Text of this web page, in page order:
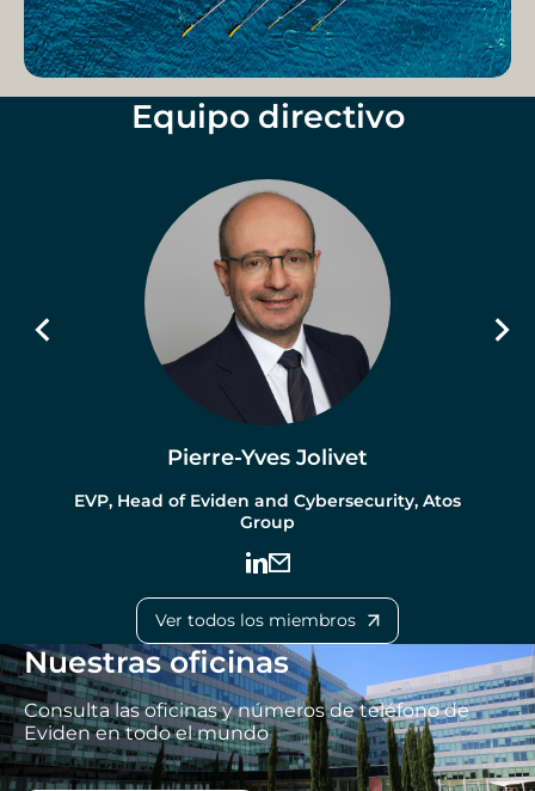
Equipo directivo
Pierre-Yves Jolivet
EVP, Head of Eviden and Cybersecurity, Atos
Group
Ver todos los miembros
Nuestras oficinas
Consulta las oficinas y números de teléfono de
Eviden en todo el mundo